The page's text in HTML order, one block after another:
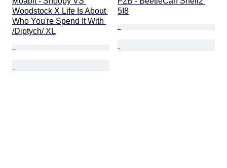
Woodstock X Life Is About
Who You're Spend It With
/Diptych/ XL
5I8